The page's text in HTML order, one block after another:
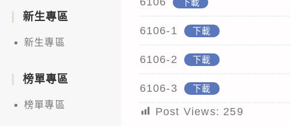
下載
6106-1 下載
6106-2 下載
6106-3 下載
Post Views: 259
新生專區
新生專區
榜單專區
榜單專區